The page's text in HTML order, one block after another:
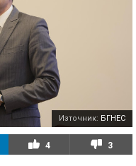
Източник: БГНЕС
4 3